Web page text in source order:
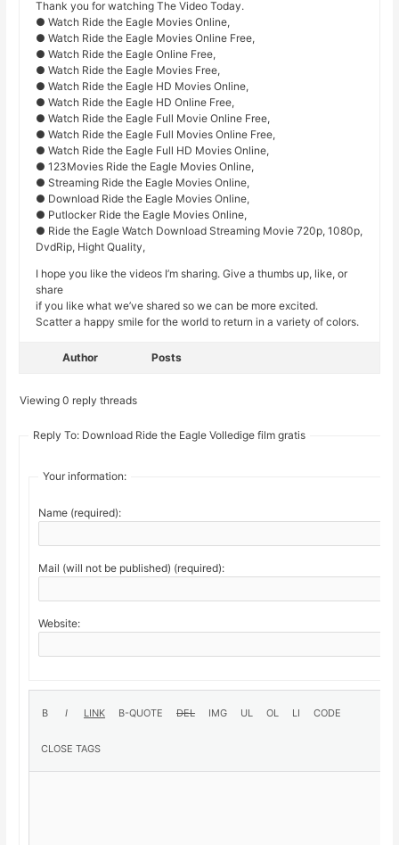
Thank you for watching The Video Today.
● Watch Ride the Eagle Movies Online,
● Watch Ride the Eagle Movies Online Free,
● Watch Ride the Eagle Online Free,
● Watch Ride the Eagle Movies Free,
● Watch Ride the Eagle HD Movies Online,
● Watch Ride the Eagle HD Online Free,
● Watch Ride the Eagle Full Movie Online Free,
● Watch Ride the Eagle Full Movies Online Free,
● Watch Ride the Eagle Full HD Movies Online,
● 123Movies Ride the Eagle Movies Online,
● Streaming Ride the Eagle Movies Online,
● Download Ride the Eagle Movies Online,
● Putlocker Ride the Eagle Movies Online,
● Ride the Eagle Watch Download Streaming Movie 720p, 1080p,
DvdRip, Hight Quality,
I hope you like the videos I’m sharing. Give a thumbs up, like, or
share
if you like what we’ve shared so we can be more excited.
Scatter a happy smile for the world to return in a variety of colors.
Author Posts
Viewing 0 reply threads
Reply To: Download Ride the Eagle Volledige film gratis
Your information:
Name (required):
Mail (will not be published) (required):
Website: